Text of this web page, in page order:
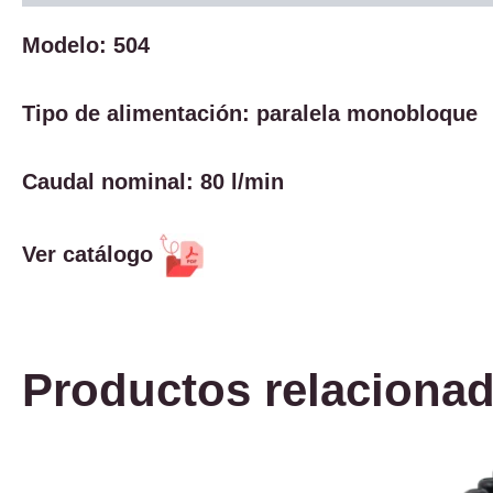
Modelo: 504
Tipo de alimentación: paralela monobloque
Caudal nominal: 80 l/min
Ver catálogo
Productos